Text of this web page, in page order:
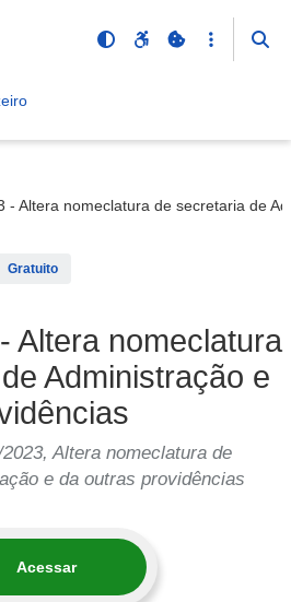
- Altera nomeclatura de secretaria de
Gratuito
Altera nomeclatura
Administração e
Altera nomeclatura de
e da outras providências
Acessar